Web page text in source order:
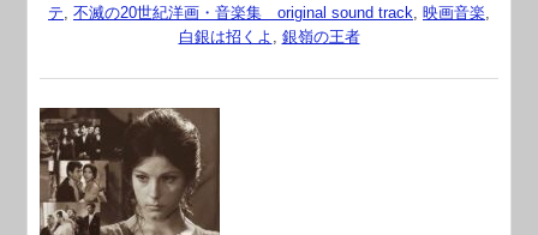
テ, 不滅の20世紀洋画・音楽集 original sound track, 映画音楽,
白銀は招くよ , 銀嶺の王者